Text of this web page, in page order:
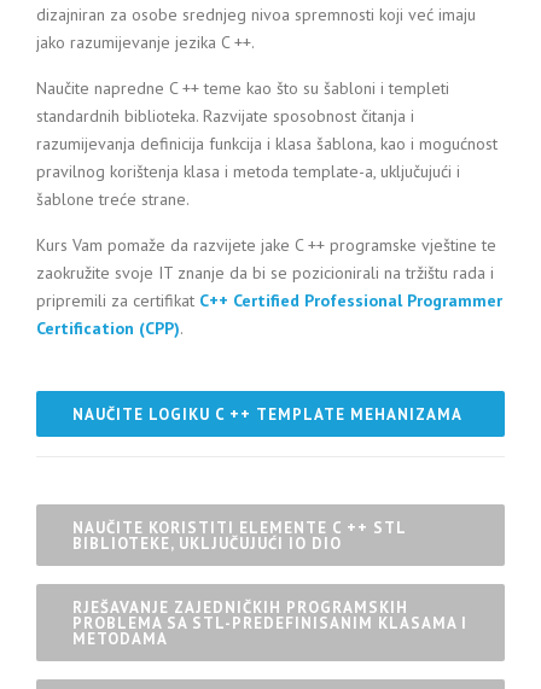
dizajniran za osobe srednjeg nivoa spremnosti koji već imaju
jako razumijevanje jezika C ++.
Naučite napredne C ++ teme kao što su šabloni i templeti
standardnih biblioteka. Razvijate sposobnost čitanja i
razumijevanja definicija funkcija i klasa šablona, kao i mogućnost
pravilnog korištenja klasa i metoda template-a, uključujući i
šablone treće strane.
Kurs Vam pomaže da razvijete jake C ++ programske vještine te
zaokružite svoje IT znanje da bi se pozicionirali na tržištu rada i
pripremili za certifikat C++ Certified Professional Programmer
Certification (CPP).
NAUČITE LOGIKU C ++ TEMPLATE MEHANIZAMA
NAUČITE KORISTITI ELEMENTE C ++ STL
BIBLIOTEKE, UKLJUČUJUĆI IO DIO
RJEŠAVANJE ZAJEDNIČKIH PROGRAMSKIH
PROBLEMA SA STL-PREDEFINISANIM KLASAMA I
METODAMA